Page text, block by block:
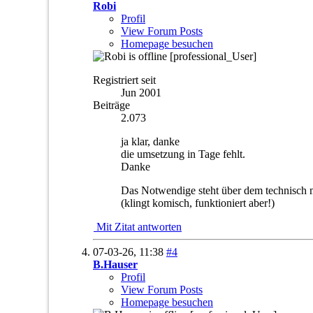
Robi
Profil
View Forum Posts
Homepage besuchen
[professional_User]
Registriert seit
Jun 2001
Beiträge
2.073
ja klar, danke
die umsetzung in Tage fehlt.
Danke
Das Notwendige steht über dem technisch
(klingt komisch, funktioniert aber!)
Mit Zitat antworten
07-03-26, 11:38 #4
B.Hauser
Profil
View Forum Posts
Homepage besuchen